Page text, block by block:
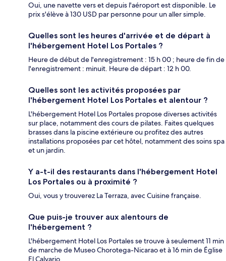
Oui, une navette vers et depuis l'aéroport est disponible. Le
prix s'élève à 130 USD par personne pour un aller simple.
Quelles sont les heures d'arrivée et de départ à
l'hébergement Hotel Los Portales ?
Heure de début de l'enregistrement : 15 h 00 ; heure de fin de
l'enregistrement : minuit. Heure de départ : 12 h 00.
Quelles sont les activités proposées par
l'hébergement Hotel Los Portales et alentour ?
L'hébergement Hotel Los Portales propose diverses activités
sur place, notamment des cours de pilates. Faites quelques
brasses dans la piscine extérieure ou profitez des autres
installations proposées par cet hôtel, notamment des soins spa
et un jardin.
Y a-t-il des restaurants dans l'hébergement Hotel
Los Portales ou à proximité ?
Oui, vous y trouverez La Terraza, avec Cuisine française.
Que puis-je trouver aux alentours de
l'hébergement ?
L'hébergement Hotel Los Portales se trouve à seulement 11 min
de marche de Museo Chorotega-Nicarao et à 16 min de Église
El Calvario.